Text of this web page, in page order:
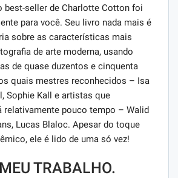
best-seller de Charlotte Cotton foi
para você. Seu livro nada mais é
sobre as características mais
de arte moderna, usando
de quase duzentos e cinquenta
quais mestres reconhecidos – Isa
Sophie Kall e artistas que
relativamente pouco tempo – Walid
Lucas Blaloc. Apesar do toque
ele é lido de uma só vez!
TRABALHO.